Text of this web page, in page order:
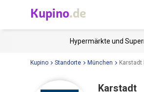
Kupino.de
Hypermärkte und
Kupino Standorte München Karstadt
Karstadt